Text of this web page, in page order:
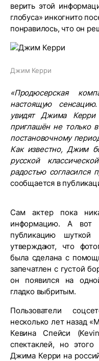
верить этой
глобуса» инкогнито
понравилось, что он
Джим Керри
«Продюсерская
настоящую
увидят Джима
приглашён не только
постановочному
Как известно, Джим
русской
радостью согласился
сообщается в
Сам актер пока
информацию. А вот
публикацию
утверждают, что
была сделана с
запечатлен с густой
он появился на
гладко выбритым.
Пользователи
несколько лет назад
Кевина Спейси
спектаклей, но
Джима Керри на